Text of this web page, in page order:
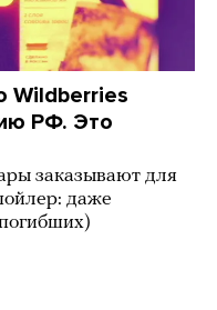
Wildberries
РФ. Это
заказывают для
даже